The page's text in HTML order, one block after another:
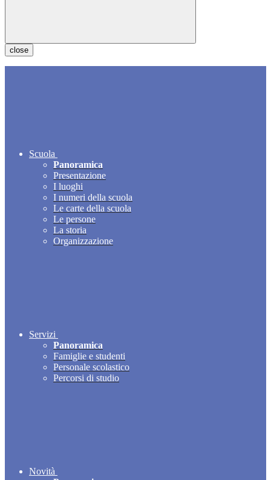
close
Scuola
Panoramica
Presentazione
I luoghi
I numeri della scuola
Le carte della scuola
Le persone
La storia
Organizzazione
Servizi
Panoramica
Famiglie e studenti
Personale scolastico
Percorsi di studio
Novità